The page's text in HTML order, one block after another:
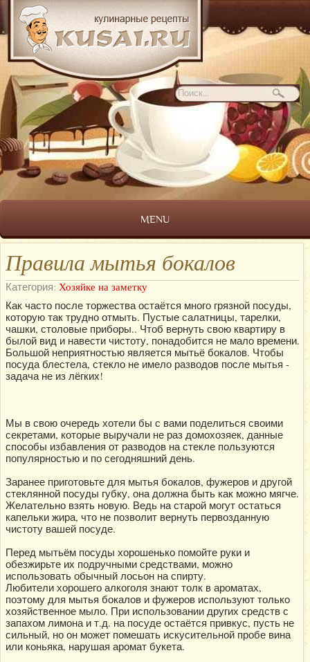
MENU
Правила мытья бокалов
Категория: Хозяйке на заметку
Как часто после торжества остаётся много грязной посуды,
которую так трудно отмыть. Пустые салатницы, тарелки,
чашки, столовые приборы.. Чтоб вернуть свою квартиру в
былой вид и навести чистоту, понадобится не мало времени.
Большой неприятностью является мытьё бокалов. Чтобы
посуда блестела, стекло не имело разводов после мытья -
задача не из лёгких!
Мы в свою очередь хотели бы с вами поделиться своими
секретами, которые выручали не раз домохозяек, данные
способы избавления от разводов на стекле пользуются
популярностью и по сегодняшний день.
Заранее приготовьте для мытья бокалов, фужеров и другой
стеклянной посуды губку, она должна быть как можно мягче.
Желательно взять новую. Ведь на старой могут остаться
капельки жира, что не позволит вернуть первозданную
чистоту вашей посуде.
Перед мытьём посуды хорошенько помойте руки и
обезжирьте их подручными средствами, можно
использовать обычный лосьон на спирту.
Любители хорошего алкоголя знают толк в ароматах,
поэтому для мытья бокалов и фужеров используют только
хозяйственное мыло. При использовании других средств с
запахом лимона и т.д. на посуде остаётся привкус, пусть не
сильный, но он может помешать искусительной пробе вина
или коньяка, нарушая аромат букета.